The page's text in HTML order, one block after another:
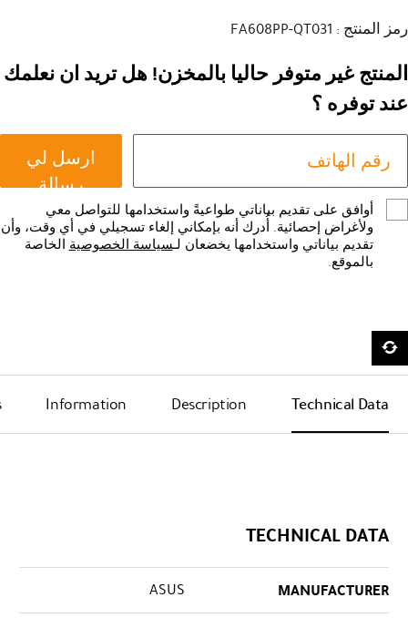
رمز المنتج : FA608PP-QT031
المنتج غير متوفر حاليا بالمخزن! هل تريد ان نعلمك
عند توفره ؟
ارسل لي
رسالة
أوافق على تقديم بياناتي طواعيةً واستخدامها للتواصل معي
ولأغراض إحصائية. أُدرك أنه بإمكاني إلغاء تسجيلي في أي وقت، وأن
تقديم بياناتي واستخدامها يخضعان لـسياسة الخصوصية الخاصة
بالموقع.
Technical Data
Description
Information
TECHNICAL DATA
MANUFACTURER
ASUS